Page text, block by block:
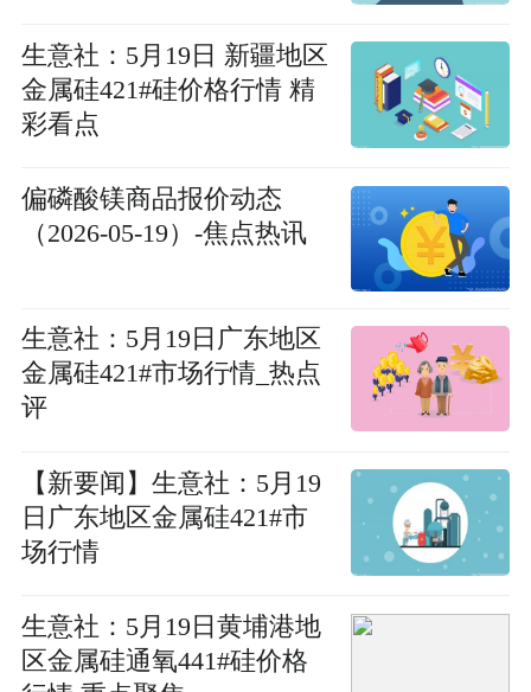
生意社：5月19日 新疆地区
金属硅421#硅价格行情 精
彩看点
偏磷酸镁商品报价动态
（2026-05-19）-焦点热讯
生意社：5月19日广东地区
金属硅421#市场行情_热点
评
【新要闻】生意社：5月19
日广东地区金属硅421#市
场行情
生意社：5月19日黄埔港地
区金属硅通氧441#硅价格